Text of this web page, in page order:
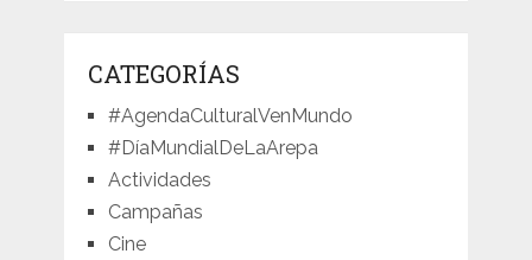
CATEGORÍAS
#AgendaCulturalVenMundo
#DíaMundialDeLaArepa
Actividades
Campañas
Cine